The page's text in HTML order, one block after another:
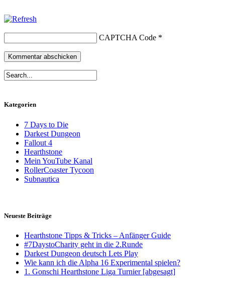
CAPTCHA Code *
Kategorien
7 Days to Die
Darkest Dungeon
Fallout 4
Hearthstone
Mein YouTube Kanal
RollerCoaster Tycoon
Subnautica
Neueste Beiträge
Hearthstone Tipps & Tricks – Anfänger Guide
#7DaystoCharity geht in die 2.Runde
Darkest Dungeon deutsch Lets Play
Wie kann ich die Alpha 16 Experimental spielen?
1. Gonschi Hearthstone Liga Turnier [abgesagt]